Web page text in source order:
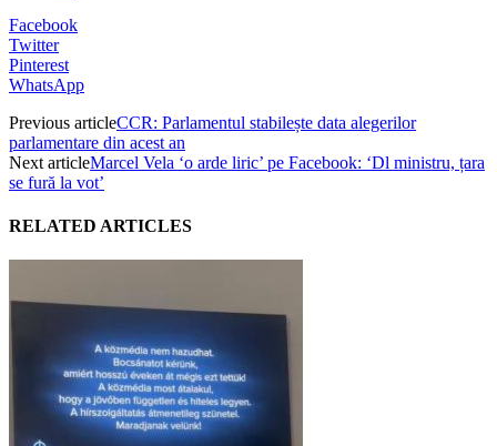
Facebook
Twitter
Pinterest
WhatsApp
Previous articleCCR: Parlamentul stabilește data alegerilor
parlamentare din acest an
Next articleMarcel Vela ‘o arde liric’ pe Facebook: ‘Dl ministru, țara
se fură la vot’
RELATED ARTICLES